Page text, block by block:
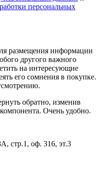
персональных
размещения информации
другого важного
на интересующие
его сомнения в покупке.
обратно, изменив
Очень удобно.
стр.1, оф. 316, эт.3